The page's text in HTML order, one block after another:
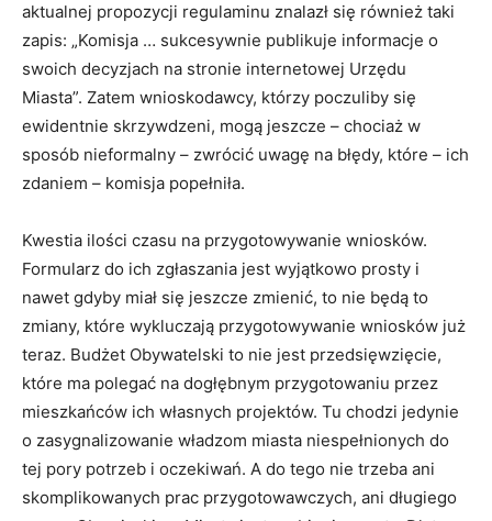
aktualnej propozycji regulaminu znalazł się również taki
zapis: „Komisja … sukcesywnie publikuje informacje o
swoich decyzjach na stronie internetowej Urzędu
Miasta”. Zatem wnioskodawcy, którzy poczuliby się
ewidentnie skrzywdzeni, mogą jeszcze – chociaż w
sposób nieformalny – zwrócić uwagę na błędy, które – ich
zdaniem – komisja popełniła.
Kwestia ilości czasu na przygotowywanie wniosków.
Formularz do ich zgłaszania jest wyjątkowo prosty i
nawet gdyby miał się jeszcze zmienić, to nie będą to
zmiany, które wykluczają przygotowywanie wniosków już
teraz. Budżet Obywatelski to nie jest przedsięwzięcie,
które ma polegać na dogłębnym przygotowaniu przez
mieszkańców ich własnych projektów. Tu chodzi jedynie
o zasygnalizowanie władzom miasta niespełnionych do
tej pory potrzeb i oczekiwań. A do tego nie trzeba ani
skomplikowanych prac przygotowawczych, ani długiego